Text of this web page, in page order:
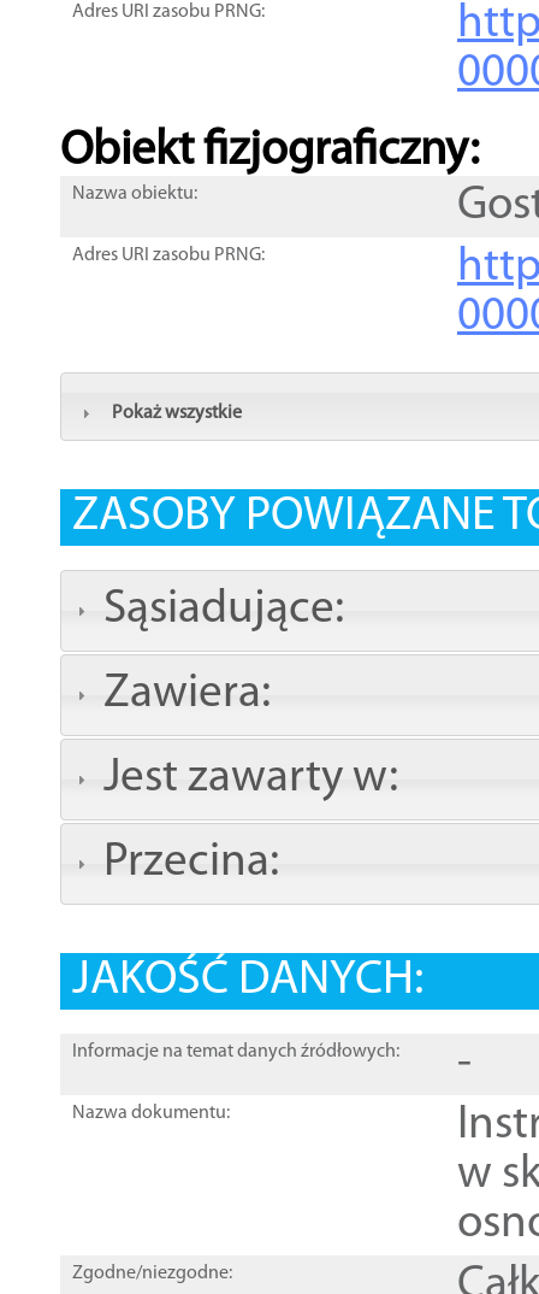
Adres URI zasobu PRNG:
Obiekt fizjograficzny:
Nazwa obiektu:
Adres URI zasobu PRNG:
Pokaż wszystkie
ZASOBY POWIĄZANE
Sąsiadujące:
Zawiera:
Jest zawarty w:
Przecina:
JAKOŚĆ DANYCH:
Informacje na temat danych źródłowych: -
Nazwa dokumentu:
w
Zgodne/niezgodne: